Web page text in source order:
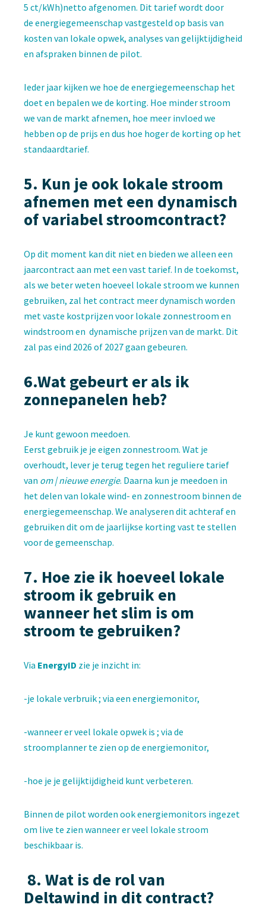
5 ct/kWh)netto afgenomen. Dit tarief wordt door
de energiegemeenschap vastgesteld op basis van
kosten van lokale opwek, analyses van gelijktijdigheid
en afspraken binnen de pilot.
Ieder jaar kijken we hoe de energiegemeenschap het
doet en bepalen we de korting. Hoe minder stroom
we van de markt afnemen, hoe meer invloed we
hebben op de prijs en dus hoe hoger de korting op het
standaardtarief.
5. Kun je ook lokale stroom
afnemen met een dynamisch
of variabel stroomcontract?
Op dit moment kan dit niet en bieden we alleen een
jaarcontract aan met een vast tarief. In de toekomst,
als we beter weten hoeveel lokale stroom we kunnen
gebruiken, zal het contract meer dynamisch worden
met vaste kostprijzen voor lokale zonnestroom en
windstroom en dynamische prijzen van de markt. Dit
zal pas eind 2026 of 2027 gaan gebeuren.
6.Wat gebeurt er als ik
zonnepanelen heb?
Je kunt gewoon meedoen.
Eerst gebruik je je eigen zonnestroom. Wat je
overhoudt, lever je terug tegen het reguliere tarief
van om | nieuwe energie. Daarna kun je meedoen in
het delen van lokale wind- en zonnestroom binnen de
energiegemeenschap. We analyseren dit achteraf en
gebruiken dit om de jaarlijkse korting vast te stellen
voor de gemeenschap.
7. Hoe zie ik hoeveel lokale
stroom ik gebruik en
wanneer het slim is om
stroom te gebruiken?
Via EnergyID zie je inzicht in:
-je lokale verbruik ; via een energiemonitor,
-wanneer er veel lokale opwek is ; via de
stroomplanner te zien op de energiemonitor,
-hoe je je gelijktijdigheid kunt verbeteren.
Binnen de pilot worden ook energiemonitors ingezet
om live te zien wanneer er veel lokale stroom
beschikbaar is.
8. Wat is de rol van
Deltawind in dit contract?